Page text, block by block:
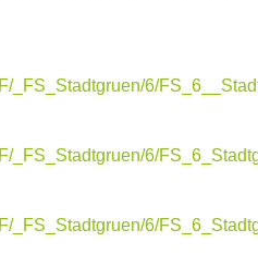
_FS_Stadtgruen/6/
_FS_Stadtgruen/6/
_FS_Stadtgruen/6/